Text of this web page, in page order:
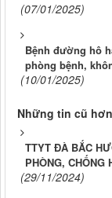
(07/01/2025)
Bệnh đường hô
phòng bệnh,
(10/01/2025)
Những tin cũ hơn
TTYT ĐÀ BẮC
PHÒNG, CHỐNG
(29/11/2024)